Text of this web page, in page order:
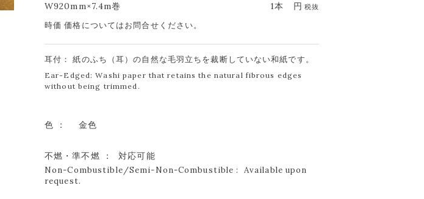
W920mm×7.4m巻 1本 円 税抜
時価 価格についてはお問合せください。
耳付： 紙のふち（耳）の自然な毛羽立ちを裁断していない和紙です。
Ear-Edged: Washi paper that retains the natural fibrous edges
without being trimmed.
色 ： 金色
不燃・準不燃 ： 対応可能
Non-Combustible/Semi-Non-Combustible : Available upon
request.